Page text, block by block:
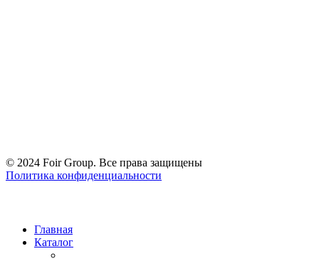
© 2024 Foir Group. Все права защищены
Политика конфиденциальности
Главная
Каталог